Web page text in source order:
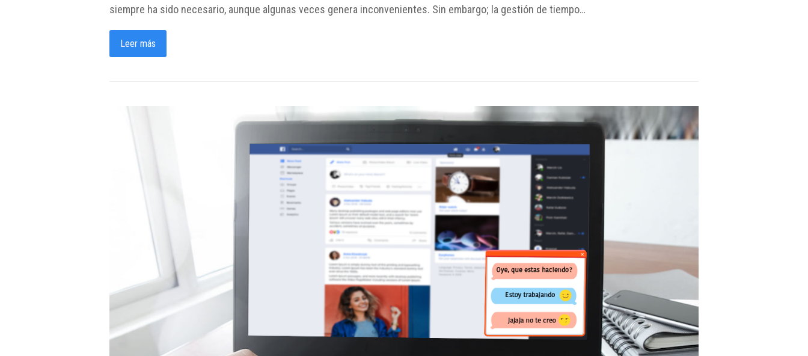
siempre ha sido necesario, aunque algunas veces genera inconvenientes. Sin embargo; la gestión de tiempo…
Leer más